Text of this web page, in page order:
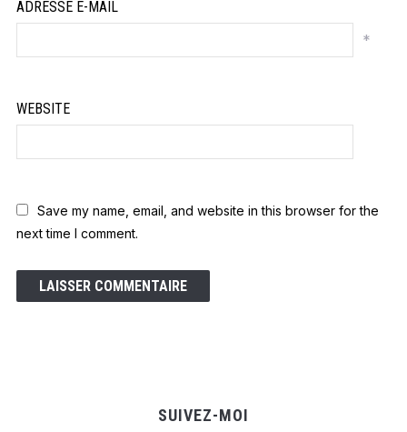
ADRESSE E-MAIL
*
WEBSITE
Save my name, email, and website in this browser for the
next time I comment.
SUIVEZ-MOI